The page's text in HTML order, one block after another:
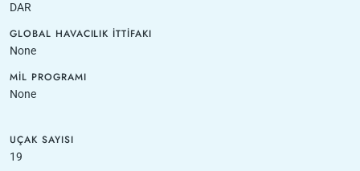
DAR
GLOBAL HAVACILIK İTTIFAKI
None
MIL PROGRAMI
None
UÇAK SAYISI
19